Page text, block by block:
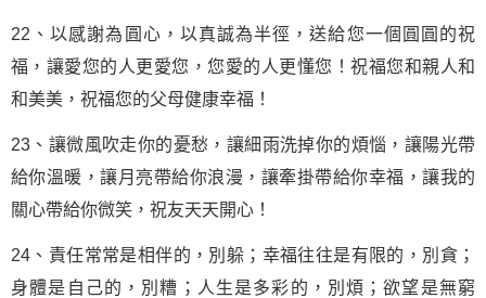
22、以感謝為圓心，以真誠為半徑，送給您一個圓圓的祝
福，讓愛您的人更愛您，您愛的人更懂您！祝福您和親人和
和美美，祝福您的父母健康幸福！
23、讓微風吹走你的憂愁，讓細雨洗掉你的煩惱，讓陽光帶
給你溫暖，讓月亮帶給你浪漫，讓牽掛帶給你幸福，讓我的
關心帶給你微笑，祝友天天開心！
24、責任常常是相伴的，別躲；幸福往往是有限的，別貪；
身體是自己的，別糟；人生是多彩的，別煩；欲望是無窮